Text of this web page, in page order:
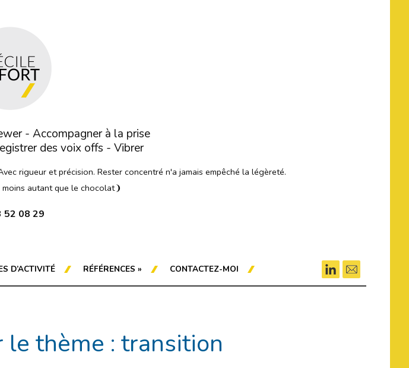
- Accompagner à la prise
des voix offs - Vibrer
rigueur et précision. Rester concentré n'a jamais empêché la légèreté.
autant que le chocolat❩
52 08 29
D’ACTIVITÉ RÉFÉRENCES » CONTACTEZ-MOI
le thème : transition